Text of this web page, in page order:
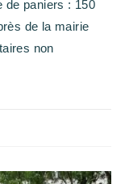
de paniers : 150
de la mairie
non